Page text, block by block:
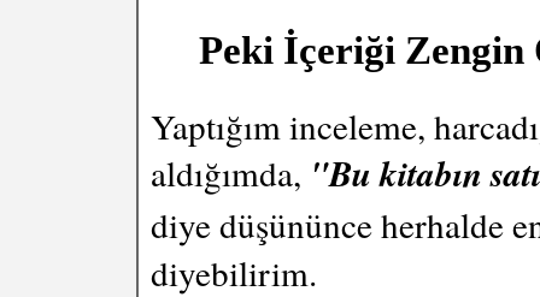
Peki İçeriği Zengin
Yaptığım inceleme,
aldığımda, "Bu kitabın
diye düşününce herhalde
diyebilirim.